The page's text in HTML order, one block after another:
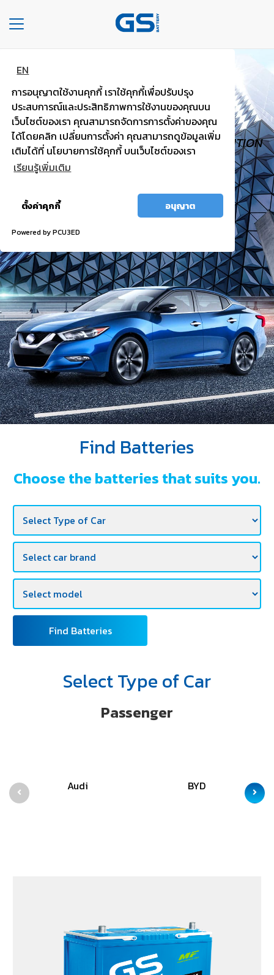
EN
การอนุญาตใช้งานคุกกี้ เราใช้คุกกี้เพื่อปรับปรุง
ประสบการณ์และประสิทธิภาพการใช้งานของคุณบน
เว็บไซต์ของเรา คุณสามารถจัดการการตั้งค่าของคุณ
ได้โดยคลิก เปลี่ยนการตั้งค่า คุณสามารถดูข้อมูลเพิ่ม
เติมได้ที่ นโยบายการใช้คุกกี้ บนเว็บไซต์ของเรา
เรียนรู้เพิ่มเติม
ตั้งค่าคุกกี้ อนุญาต
Powered by PCU3ED
Toggle
navigation
HOME
COMPANY
TYPE
OF
BATTERIES
OF
OUR
SERVICE
DEALERS
NEWS
CAREER
CONTACT
E-
BUSINESS
GS TOUGH
PASSENGER
HIGH VOLTAGE, TRUST WORTHY, HIGH IGNITION
POWER.
Find Batteries
Choose the batteries that suits you.
Find Batteries
Select Type of Car
Passenger
Audi BYD